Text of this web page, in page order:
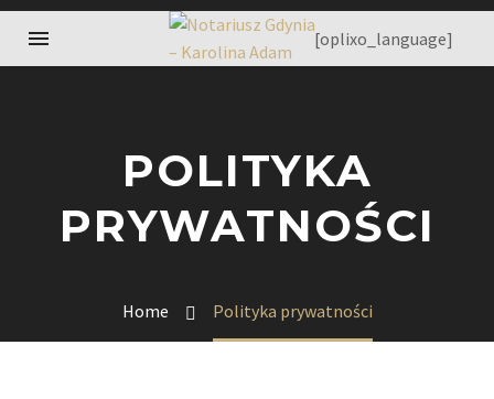
[oplixo_language]
POLITYKA
PRYWATNOŚCI
Home Polityka prywatności